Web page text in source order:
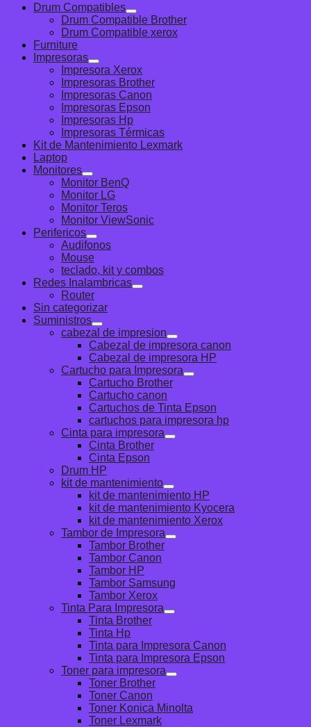
Drum Compatibles
Drum Compatible Brother
Drum Compatible xerox
Furniture
Impresoras
Impresora Xerox
Impresoras Brother
Impresoras Canon
Impresoras Epson
Impresoras Hp
Impresoras Térmicas
Kit de Mantenimiento Lexmark
Laptop
Monitores
Monitor BenQ
Monitor LG
Monitor Teros
Monitor ViewSonic
Perifericos
Audifonos
Mouse
teclado, kit y combos
Redes Inalambricas
Router
Sin categorizar
Suministros
cabezal de impresion
Cabezal de impresora canon
Cabezal de impresora HP
Cartucho para Impresora
Cartucho Brother
Cartucho canon
Cartuchos de Tinta Epson
cartuchos para impresora hp
Cinta para impresora
Cinta Brother
Cinta Epson
Drum HP
kit de mantenimiento
kit de mantenimiento HP
kit de mantenimiento Kyocera
kit de mantenimiento Xerox
Tambor de Impresora
Tambor Brother
Tambor Canon
Tambor HP
Tambor Samsung
Tambor Xerox
Tinta Para Impresora
Tinta Brother
Tinta Hp
Tinta para Impresora Canon
Tinta para Impresora Epson
Toner para impresora
Toner Brother
Toner Canon
Toner Konica Minolta
Toner Lexmark